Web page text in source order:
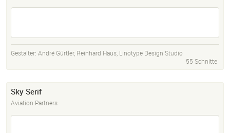
Gestalter: André Gürtler, Reinhard Haus, Linotype Design Studio
55 Schnitte
Sky Serif
Aviation Partners